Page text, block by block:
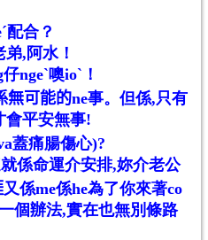
配合？
,阿水！
ngeˋ噢ioˋ！
無可能的ne事。但係,只有
會平安無事!
蓋痛腸傷心)?
係命運介安排,妳介老公
係me係he為了你來著co
個辦法,實在也無別條路